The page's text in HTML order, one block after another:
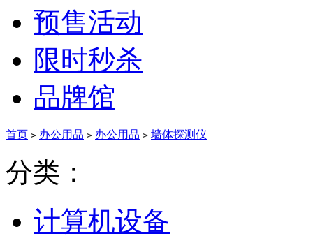
预售活动
限时秒杀
品牌馆
首页 > 办公用品 > 办公用品 > 墙体探测仪
分类：
计算机设备